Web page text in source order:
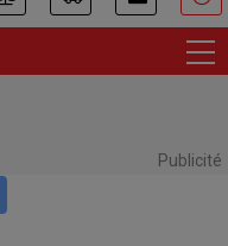
Publicité